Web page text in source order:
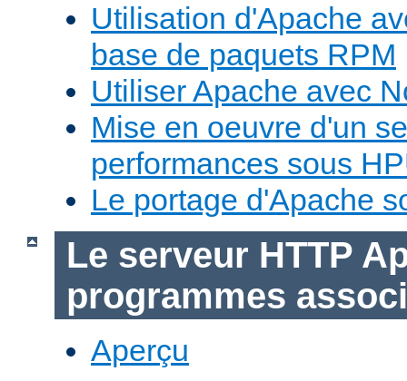
Utilisation d'Apache
base de paquets RPM
Utiliser Apache avec
Mise en oeuvre d'un
performances sous
Le portage d'Apache
Le serveur HTTP
programmes
Aperçu